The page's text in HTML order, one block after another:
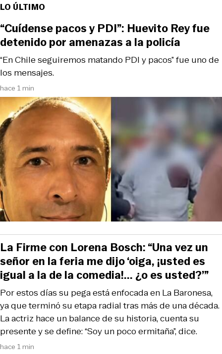
LO ÚLTIMO
hace 1 min
“En Chile seguiremos matando PDI y pacos” fue uno de
los mensajes.
“Cuídense pacos y PDI”: Huevito Rey fue
detenido por amenazas a la policía
hace 1 min
Por estos días su pega está enfocada en La Baronesa,
ya que terminó su etapa radial tras más de una década.
La actriz hace un balance de su historia, cuenta su
presente y se define: “Soy un poco ermitaña”, dice.
La Firme con Lorena Bosch: “Una vez un
señor en la feria me dijo ‘oiga, ¡usted es
igual a la de la comedia!... ¿o es usted?’”